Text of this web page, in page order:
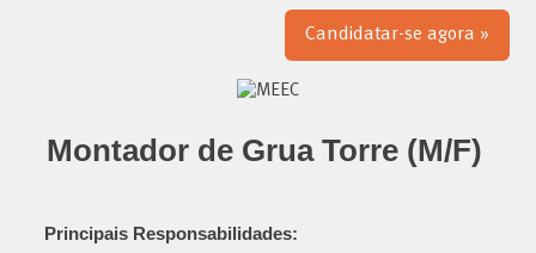
Candidatar-se agora »
Montador de Grua Torre (M/F)
Principais Responsabilidades: